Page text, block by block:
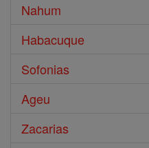
Nahum
Habacuque
Sofonias
Ageu
Zacarias